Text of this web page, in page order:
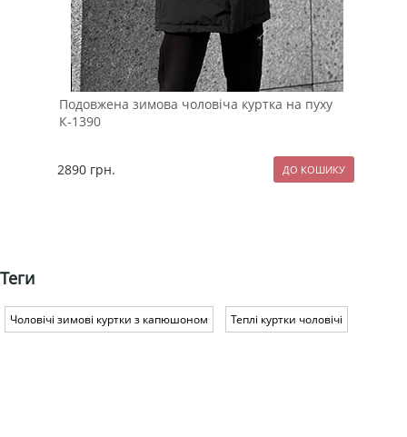
Подовжена зимова чоловіча куртка на пуху
К-1390
2890 грн.
Теги
Чоловічі зимові куртки з капюшоном Теплі куртки чоловічі